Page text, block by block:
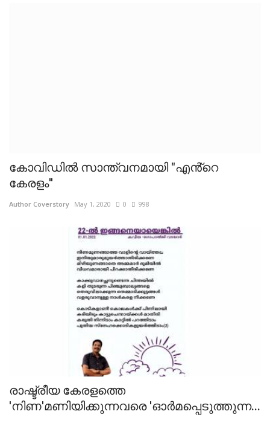
കോവിഡിൽ സാന്ത്വനമായി "എൻ്റെ
കേരളം''
Author Coverstory May 1, 2020 0 998
രാഷ്ട്രീയ കേരളത്തെ
'നിണ'മണിയിക്കുന്നവരെ 'ഓർമപ്പെടുത്തുന്ന...